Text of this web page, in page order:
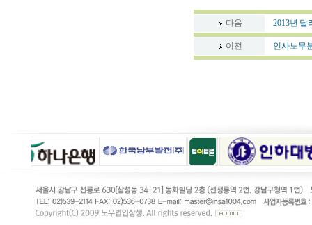
다음 2013년 달
이전 인사노무